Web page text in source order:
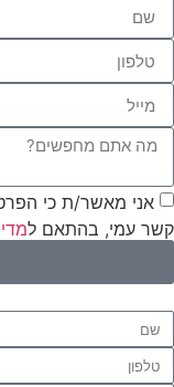
אני מאשר/ת כי
קשר עמי, בהתאם ל